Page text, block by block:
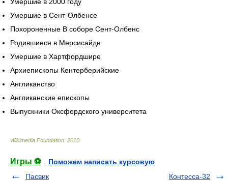
Умершие в Сент-Олбенсе
Похороненные В соборе Сент-Олбенс
Родившиеся в Мерсисайде
Умершие в Хартфордшире
Архиепископы Кентерберийские
Англиканство
Англиканские епископы
Выпускники Оксфордского университета
Wikimedia Foundation 2010
Игры ⚽
Поможем написать курсовую
Пасвик
Контесса-32